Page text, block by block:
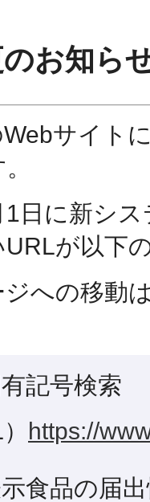
お知ら
サイト
1日に新シ
が以下
への移動
記号検索
https://
食品の届